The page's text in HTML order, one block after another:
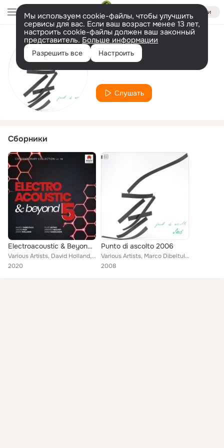
Войти
Мы используем cookie-файлы, чтобы улучшить
сервисы для вас. Если ваш возраст менее 13 лет,
настроить cookie-файлы должен ваш законный
представитель. Больше информации
Разрешить все Настроить
Исполнитель
Marco Dibeltulu
Слушать
Сборники
Electroacoustic & Beyond 5: Contemporary Collection, Vol. 12
Various Artists, David Holland, Filipe Leitao, Marco Dibeltulu, Gráinne Mulvey, Jason Fick, Anna Vassiliadis, Elizabeth Hilliard
2020
Punto di ascolto 2006
Various Artists, Marco Dibeltulu, Roberto Girolin, Francesco Galante, Alessandro Altavilla, Marco Tentori, Gian Marco Mora, Anto...
2008